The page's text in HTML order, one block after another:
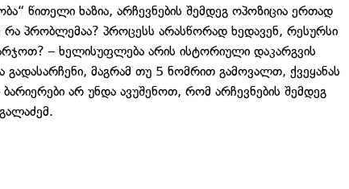
წითელი ხაზია, არჩევნების შემდეგ ოპოზიცია ერთად
რა პრობლემაა? პროცესს არასწორად ხედავენ, რესურსი
– ხელისუფლება არის ისტორიული დაკარგვის
მაგრამ თუ 5 ნომრით გამოვალთ, ქვეყანას
არ უნდა ავუშენოთ, რომ არჩევნების შემდეგ